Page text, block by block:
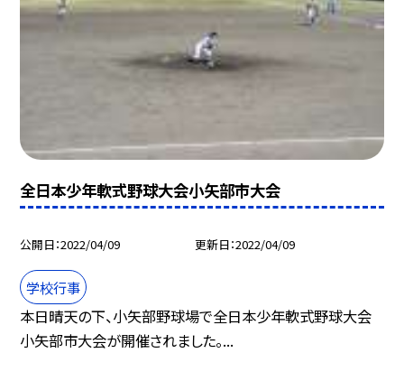
全日本少年軟式野球大会小矢部市大会
公開日 2022/04/09 更新日 2022/04/09
学校行事
本日晴天の下、小矢部野球場で全日本少年軟式野球大会
小矢部市大会が開催されました。...